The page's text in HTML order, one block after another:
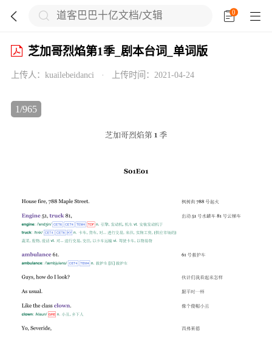
 0 

芝加哥烈焰第1季_剧本台词_单词版
上传人： kuailebeidanci · 上传时间： 2021-04-24
1/965

